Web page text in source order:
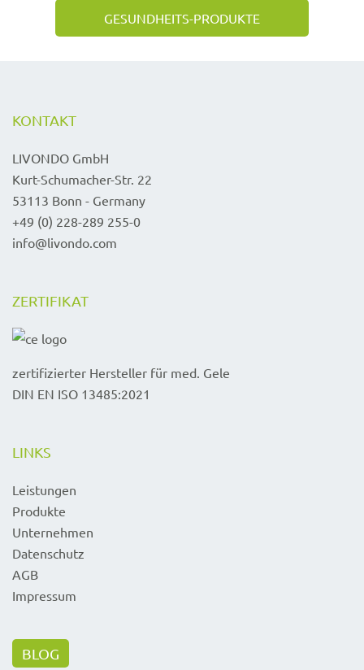
GESUNDHEITS-PRODUKTE
KONTAKT
LIVONDO GmbH
Kurt-Schumacher-Str. 22
53113 Bonn - Germany
+49 (0) 228-289 255-0
info@livondo.com
ZERTIFIKAT
zertifizierter Hersteller für med. Gele
DIN EN ISO 13485:2021
LINKS
Leistungen
Produkte
Unternehmen
Datenschutz
AGB
Impressum
BLOG